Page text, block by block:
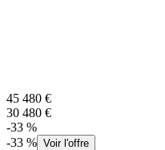
45 480 €
30 480 €
-33 %
-33 % Voir l'offre